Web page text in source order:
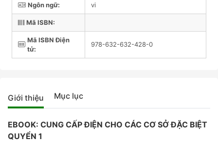
Ngôn ngữ: vi
Mã ISBN:
Mã ISBN Điện
tử:
978-632-632-428-0
Giới thiệu Mục lục
EBOOK: CUNG CẤP ĐIỆN CHO CÁC CƠ SỞ ĐẶC BIỆT
QUYỂN 1